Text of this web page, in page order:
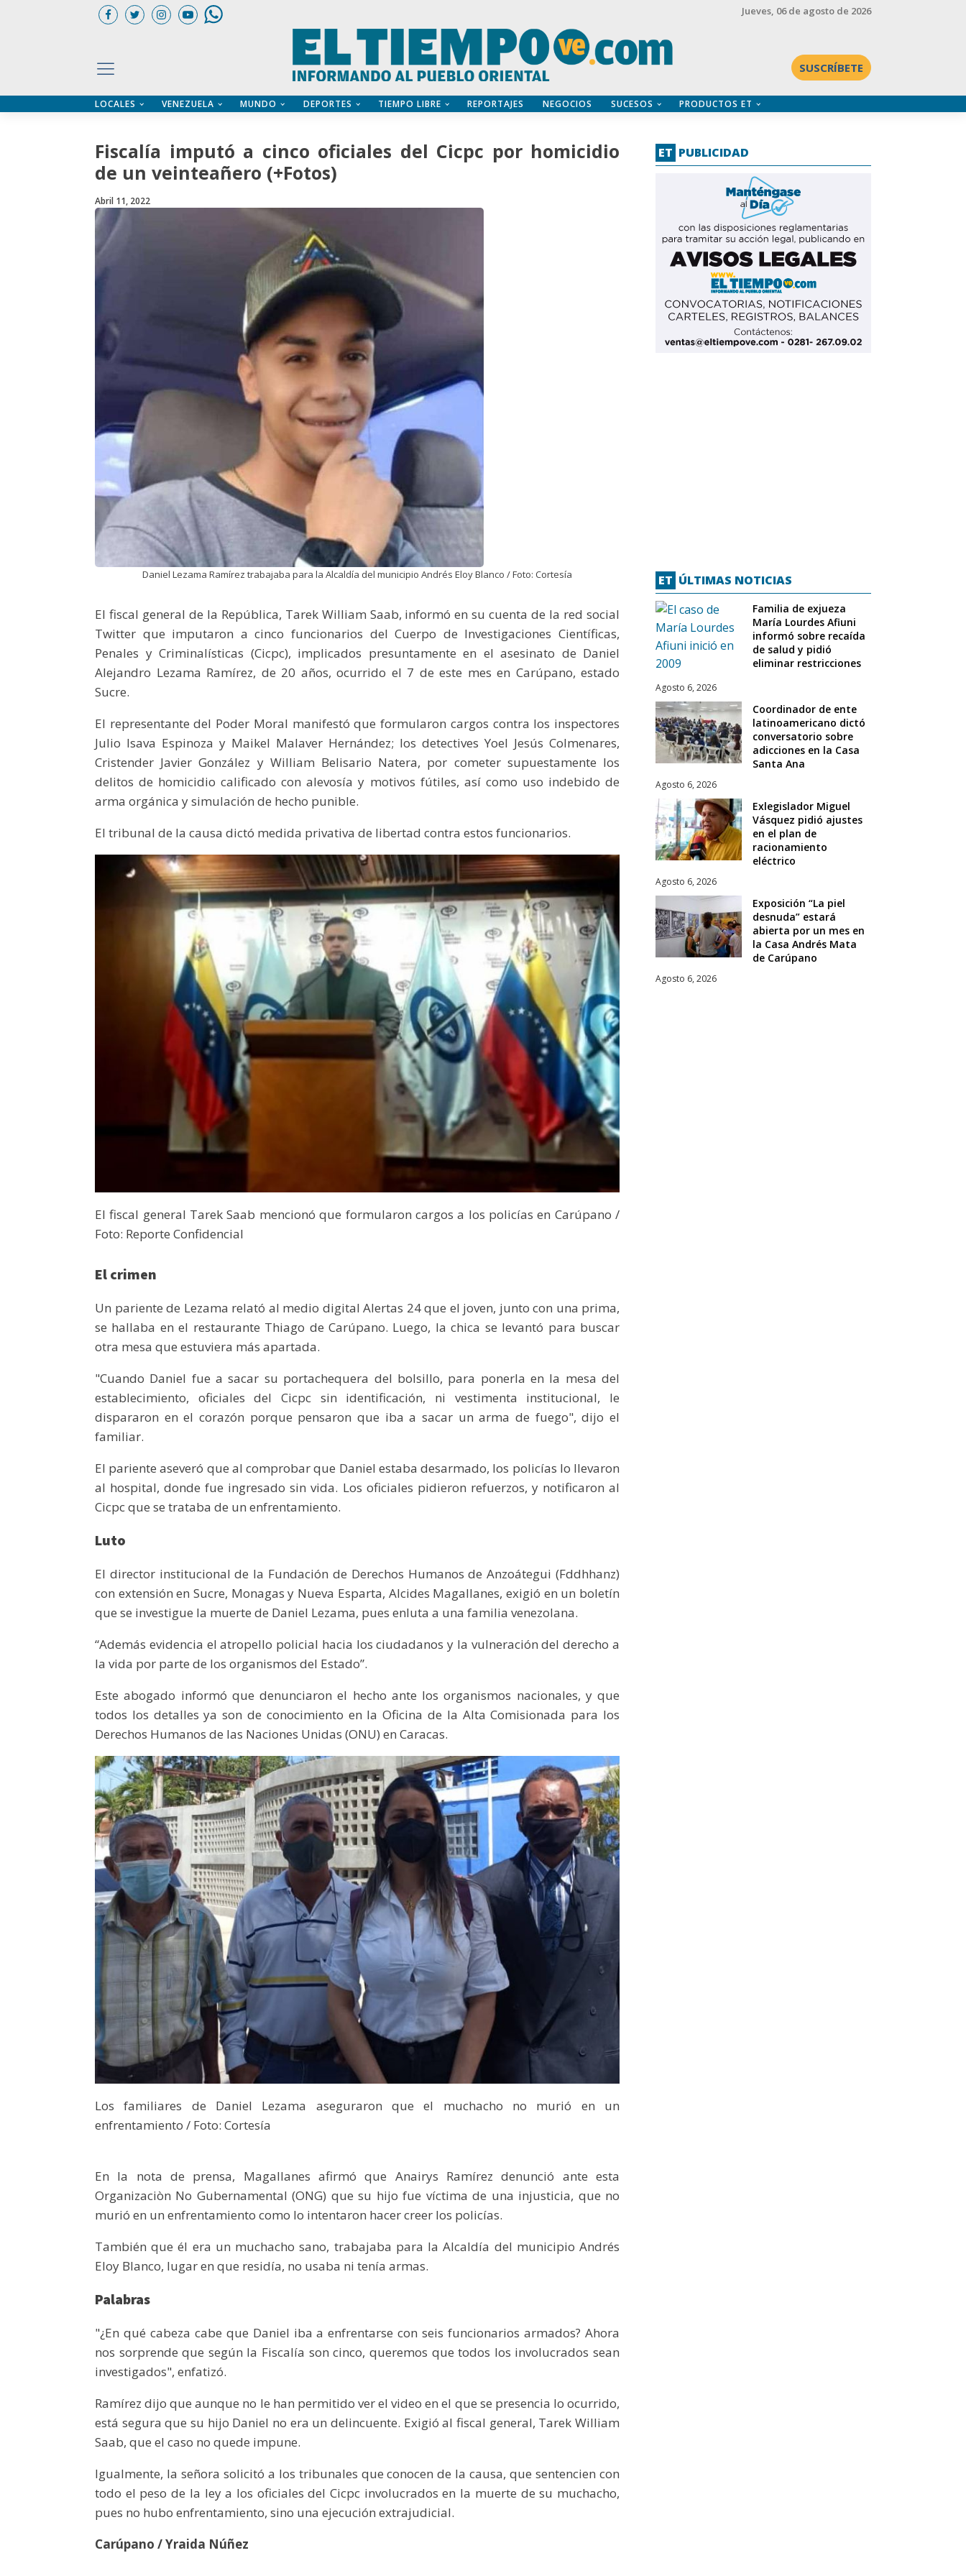
Jueves, 06 de agosto de 2026
SUSCRÍBETE
LOCALES VENEZUELA MUNDO DEPORTES TIEMPO LIBRE REPORTAJES NEGOCIOS SUCESOS PRODUCTOS ET
Fiscalía imputó a cinco oficiales del Cicpc por homicidio
de un veinteañero (+Fotos)
Abril 11, 2022
Daniel Lezama Ramírez trabajaba para la Alcaldía del municipio Andrés Eloy Blanco / Foto: Cortesía
El fiscal general de la República, Tarek William Saab, informó en su cuenta de la red social
Twitter que imputaron a cinco funcionarios del Cuerpo de Investigaciones Científicas,
Penales y Criminalísticas (Cicpc), implicados presuntamente en el asesinato de Daniel
Alejandro Lezama Ramírez, de 20 años, ocurrido el 7 de este mes en Carúpano, estado
Sucre.
El representante del Poder Moral manifestó que formularon cargos contra los inspectores
Julio Isava Espinoza y Maikel Malaver Hernández; los detectives Yoel Jesús Colmenares,
Cristender Javier González y William Belisario Natera, por cometer supuestamente los
delitos de homicidio calificado con alevosía y motivos fútiles, así como uso indebido de
arma orgánica y simulación de hecho punible.
El tribunal de la causa dictó medida privativa de libertad contra estos funcionarios.
El fiscal general Tarek Saab mencionó que formularon cargos a los policías en Carúpano /
Foto: Reporte Confidencial
El crimen
Un pariente de Lezama relató al medio digital Alertas 24 que el joven, junto con una prima,
se hallaba en el restaurante Thiago de Carúpano. Luego, la chica se levantó para buscar
otra mesa que estuviera más apartada.
"Cuando Daniel fue a sacar su portachequera del bolsillo, para ponerla en la mesa del
establecimiento, oficiales del Cicpc sin identificación, ni vestimenta institucional, le
dispararon en el corazón porque pensaron que iba a sacar un arma de fuego", dijo el
familiar.
El pariente aseveró que al comprobar que Daniel estaba desarmado, los policías lo llevaron
al hospital, donde fue ingresado sin vida. Los oficiales pidieron refuerzos, y notificaron al
Cicpc que se trataba de un enfrentamiento.
Luto
El director institucional de la Fundación de Derechos Humanos de Anzoátegui (Fddhhanz)
con extensión en Sucre, Monagas y Nueva Esparta, Alcides Magallanes, exigió en un boletín
que se investigue la muerte de Daniel Lezama, pues enluta a una familia venezolana.
“Además evidencia el atropello policial hacia los ciudadanos y la vulneración del derecho a
la vida por parte de los organismos del Estado”.
Este abogado informó que denunciaron el hecho ante los organismos nacionales, y que
todos los detalles ya son de conocimiento en la Oficina de la Alta Comisionada para los
Derechos Humanos de las Naciones Unidas (ONU) en Caracas.
Los familiares de Daniel Lezama aseguraron que el muchacho no murió en un
enfrentamiento / Foto: Cortesía
En la nota de prensa, Magallanes afirmó que Anairys Ramírez denunció ante esta
Organizaciòn No Gubernamental (ONG) que su hijo fue víctima de una injusticia, que no
murió en un enfrentamiento como lo intentaron hacer creer los policías.
También que él era un muchacho sano, trabajaba para la Alcaldía del municipio Andrés
Eloy Blanco, lugar en que residía, no usaba ni tenía armas.
Palabras
"¿En qué cabeza cabe que Daniel iba a enfrentarse con seis funcionarios armados? Ahora
nos sorprende que según la Fiscalía son cinco, queremos que todos los involucrados sean
investigados", enfatizó.
Ramírez dijo que aunque no le han permitido ver el video en el que se presencia lo ocurrido,
está segura que su hijo Daniel no era un delincuente. Exigió al fiscal general, Tarek William
Saab, que el caso no quede impune.
Igualmente, la señora solicitó a los tribunales que conocen de la causa, que sentencien con
todo el peso de la ley a los oficiales del Cicpc involucrados en la muerte de su muchacho,
pues no hubo enfrentamiento, sino una ejecución extrajudicial.
Carúpano / Yraida Núñez
ET PUBLICIDAD
ET ÚLTIMAS NOTICIAS
Familia de exjueza
María Lourdes Afiuni
informó sobre recaída
de salud y pidió
eliminar restricciones
Agosto 6, 2026
Coordinador de ente
latinoamericano dictó
conversatorio sobre
adicciones en la Casa
Santa Ana
Agosto 6, 2026
Exlegislador Miguel
Vásquez pidió ajustes
en el plan de
racionamiento
eléctrico
Agosto 6, 2026
Exposición “La piel
desnuda” estará
abierta por un mes en
la Casa Andrés Mata
de Carúpano
Agosto 6, 2026